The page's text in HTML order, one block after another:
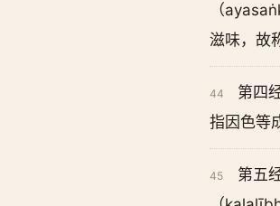
（
滋味，故
44
第四
指因色等
45
第五